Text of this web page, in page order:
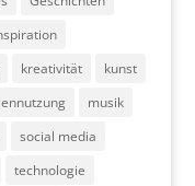
kreativität
kunst
musik
social media
technologie